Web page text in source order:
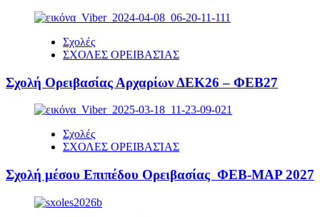
Σχολές
ΣΧΟΛΕΣ ΟΡΕΙΒΑΣΊΑΣ
Σχολή Ορειβασίας Αρχαρίων ΔΕΚ26 – ΦΕΒ27
Σχολές
ΣΧΟΛΕΣ ΟΡΕΙΒΑΣΊΑΣ
Σχολή μέσου Επιπέδου Ορειβασίας ΦΕΒ-ΜΑΡ 2027